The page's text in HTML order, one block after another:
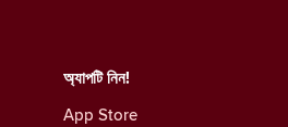
অ্যাপটি নিন!
App Store